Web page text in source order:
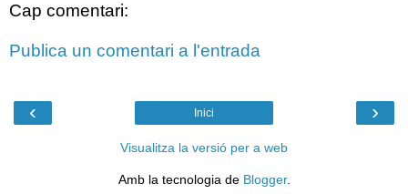
Cap comentari:
Publica un comentari a l'entrada
‹ ›
Inici
Visualitza la versió per a web
Amb la tecnologia de Blogger.